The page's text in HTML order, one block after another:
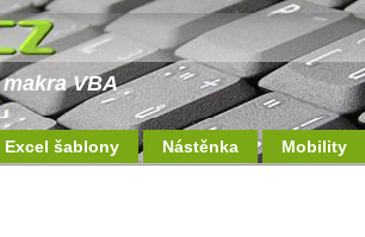
VBA
Excel šablony Nástěnka Mobility